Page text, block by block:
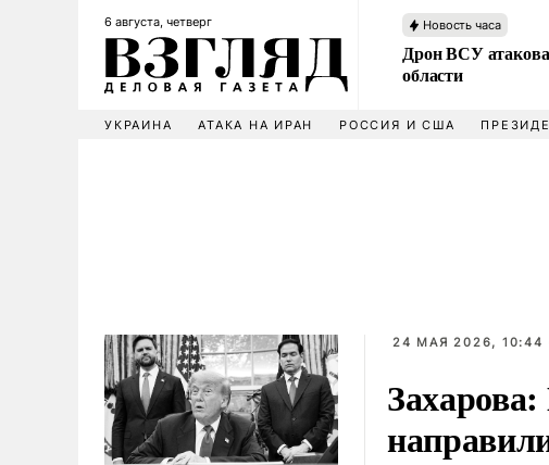
6 августа, четверг Новость часа
Дрон ВСУ
области
УКРАИНА АТАКА НА ИРАН РОССИЯ И США
24 МАЯ 2026, 10:44